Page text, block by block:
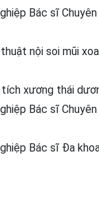
Bác sĩ
nội soi mũi
tích xương thái
Bác sĩ
Bác sĩ Đa